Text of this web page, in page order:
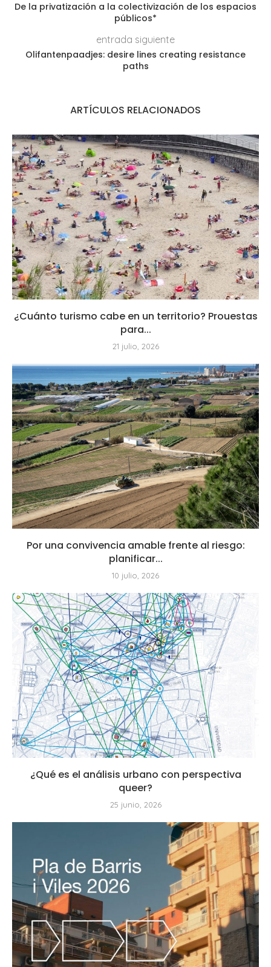
De la privatización a la colectivización de los espacios
públicos*
entrada siguiente
Olifantenpaadjes: desire lines creating resistance
paths
ARTÍCULOS RELACIONADOS
¿Cuánto turismo cabe en un territorio? Prouestas
para...
21 julio, 2026
Por una convivencia amable frente al riesgo:
planificar...
10 julio, 2026
¿Qué es el análisis urbano con perspectiva
queer?
25 junio, 2026